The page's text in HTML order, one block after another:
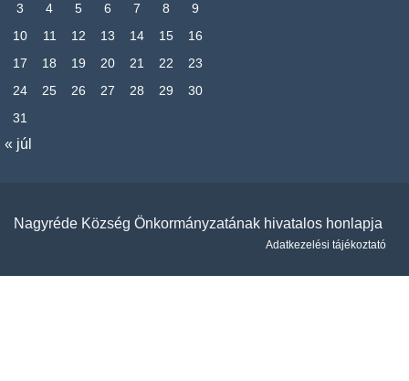
3
4 5 6 7 8
9
10
11 12 13 14 15
16
17
18 19 20 21 22
23
24
25 26 27 28 29
30
31
« júl
Nagyréde Község Önkormányzatának hivatalos honlapja
Adatkezelési tájékoztató